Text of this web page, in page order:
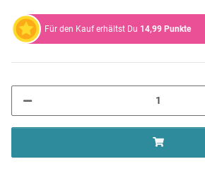
Für den Kauf erhältst Du 14,99 Punkte